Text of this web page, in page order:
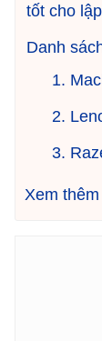
tốt cho
Danh
1.
2.
3.
Xem thêm